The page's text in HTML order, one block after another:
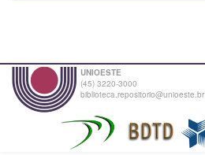
UNIOESTE
(45) 3220-3000
biblioteca.repositorio@unioeste.br